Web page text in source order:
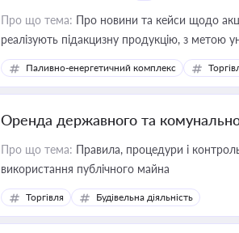
Про що тема: Про новини та кейси щодо
реалізують підакцизну продукцію, з метою
Паливно-енергетичний комплекс
Оренда державного та
Про що тема: Правила, процедури і
використання публічного майна
Торгівля Будівельна діяльність